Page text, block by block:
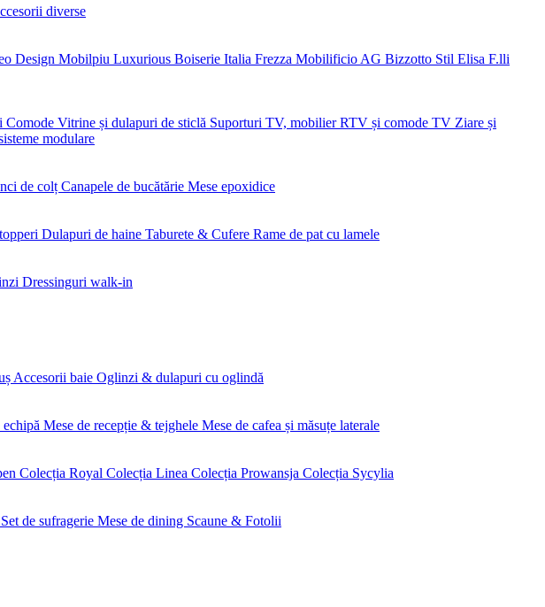
diverse
Design Mobilpiu Luxurious Boiserie Italia Frezza Mobilificio AG Bizzotto Stil Elisa F.lli
Comode Vitrine și dulapuri de sticlă Suporturi TV, mobilier RTV și comode TV Ziare și
modulare
de colț Canapele de bucătărie Mese epoxidice
Dulapuri de haine Taburete & Cufere Rame de pat cu lamele
Dressinguri walk-in
Accesorii baie Oglinzi & dulapuri cu oglindă
Mese de recepție & tejghele Mese de cafea și măsuțe laterale
Colecția Royal Colecția Linea Colecția Prowansja Colecția Sycylia
Set de sufragerie Mese de dining Scaune & Fotolii